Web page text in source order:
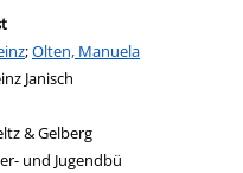
diesem Verfasser
;Olten, Manuela
Janisch
& Gelberg
und Jugendbü